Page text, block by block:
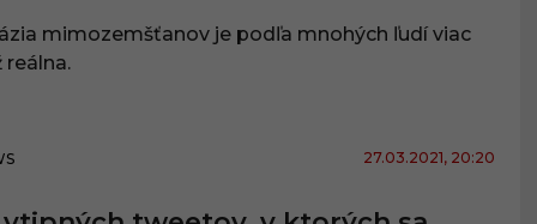
mimozemšťanov je podľa mnohých ľudí viac
reálna.
27.03.2021, 20:20